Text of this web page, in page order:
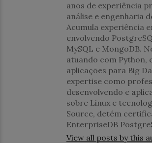
anos de experiência
análise e engenharia
Acumula experiência
envolvendo
MySQL e MongoDB.
atuando com Python,
aplicações para Big
expertise como
desenvolvendo e
sobre Linux e
Source, detém
EnterpriseDB
View all posts by this